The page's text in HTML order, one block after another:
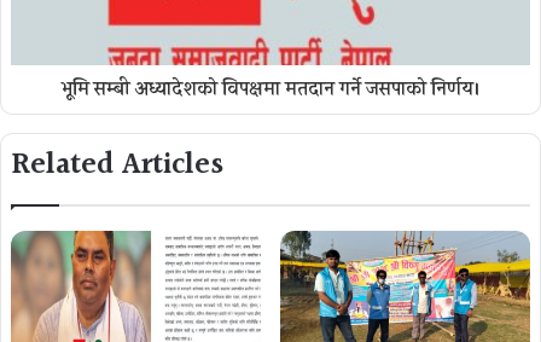
भूमि सम्बन्धी अध्यादेशको विपक्षमा मतदान गर्ने जसपाको निर्णय।
Related Articles